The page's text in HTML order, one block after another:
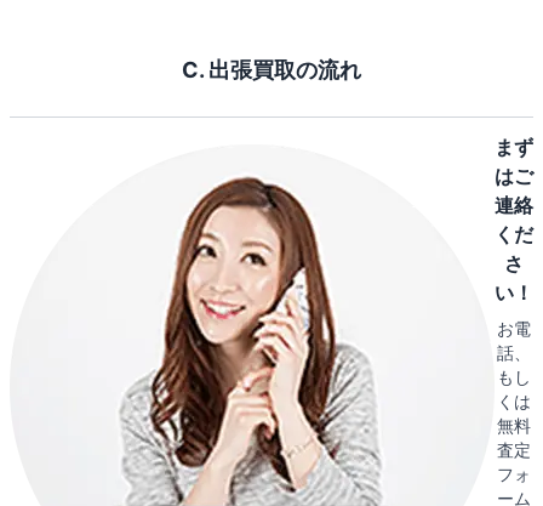
C. 出張買取の流れ
まず
はご
連絡
くだ
さ
い！
お電
話、
もし
くは
無料
査定
フォ
ーム